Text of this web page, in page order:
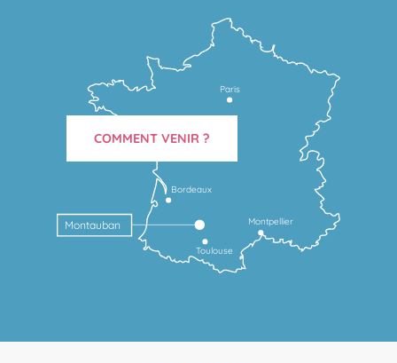
Toulouse
Montpellier
Bordeaux
Montauban
Paris
COMMENT VENIR ?